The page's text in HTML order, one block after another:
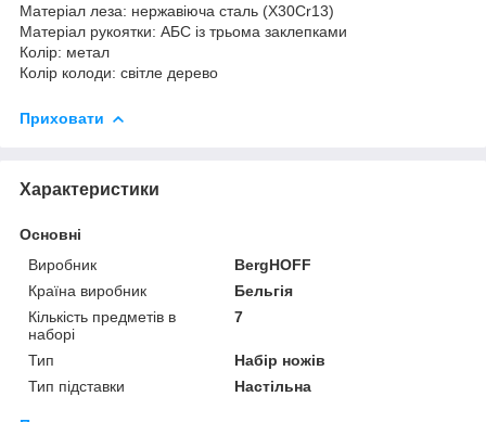
Матеріал леза: нержавіюча сталь (X30Cr13)
Матеріал рукоятки: АБС із трьома заклепками
Колір: метал
Колір колоди: світле дерево
Приховати
Характеристики
Основні
Виробник
BergHOFF
Країна виробник
Бельгія
Кількість предметів в
наборі
7
Тип
Набір ножів
Тип підставки
Настільна